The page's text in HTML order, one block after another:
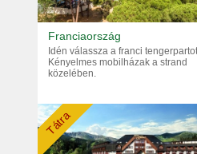
Franciaország
Idén válassza a franci
Kényelmes mobilházak a strand
közelében.
Tátra